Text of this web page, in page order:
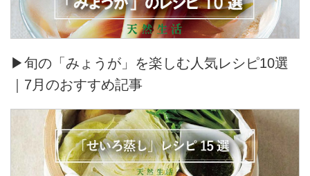
▶旬の「みょうが」を楽しむ人気レシピ10選
｜7月のおすすめ記事